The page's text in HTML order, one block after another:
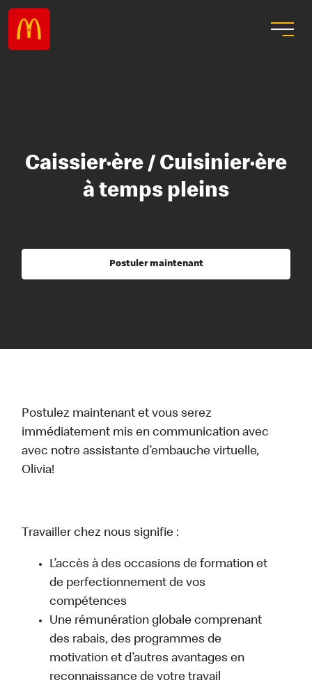
Caissier·ère / Cuisinier·ère
à temps pleins
Postuler maintenant
Postulez maintenant et vous serez
immédiatement mis en communication avec
avec notre assistante d’embauche virtuelle,
Olivia!
Travailler chez nous signifie :
L’accès à des occasions de formation et
de perfectionnement de vos
compétences
Une rémunération globale comprenant
des rabais, des programmes de
motivation et d’autres avantages en
reconnaissance de votre travail